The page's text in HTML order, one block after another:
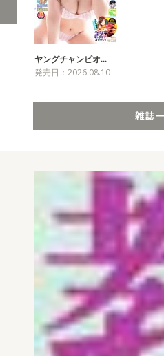
ヤングチャンピオ…
発売日：2026.08.10